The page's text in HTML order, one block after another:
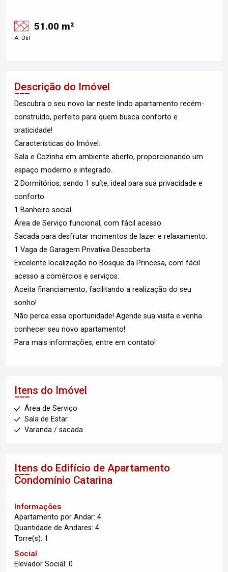
51.00 m²
A. Útil
Descrição do Imóvel
Descubra o seu novo lar neste lindo apartamento recém-
construído, perfeito para quem busca conforto e
praticidade!
Características do Imóvel:
Sala e Cozinha em ambiente aberto, proporcionando um
espaço moderno e integrado.
2 Dormitórios, sendo 1 suíte, ideal para sua privacidade e
conforto.
1 Banheiro social.
Área de Serviço funcional, com fácil acesso.
Sacada para desfrutar momentos de lazer e relaxamento.
1 Vaga de Garagem Privativa Descoberta.
Excelente localização no Bosque da Princesa, com fácil
acesso a comércios e serviços.
Aceita financiamento, facilitando a realização do seu
sonho!
Não perca essa oportunidade! Agende sua visita e venha
conhecer seu novo apartamento!
Para mais informações, entre em contato!
Itens do Imóvel
Área de Serviço
Sala de Estar
Varanda / sacada
Itens do Edifício de Apartamento
Condomínio Catarina
Informações
Apartamento por Andar: 4
Quantidade de Andares: 4
Torre(s): 1
Social
Elevador Social: 0